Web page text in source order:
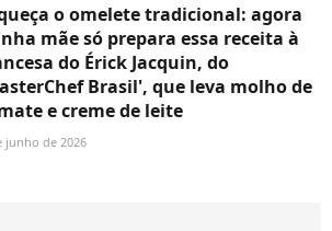
o omelete tradicional: agora
mãe só prepara essa receita à
do Érick Jacquin, do
Brasil', que leva molho de
e creme de leite
junho de 2026